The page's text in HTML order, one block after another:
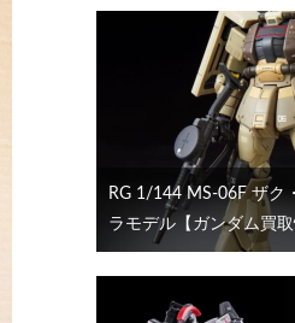
RG 1/144 MS-06F ザク
ラモデル【ガンダム買取